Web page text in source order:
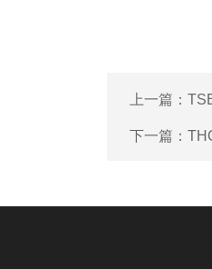
上一篇：
下一篇：